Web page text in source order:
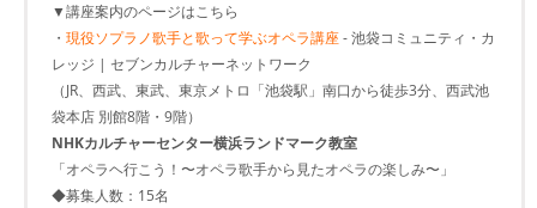
▼講座案内のページはこちら
・ 現役ソプラノ歌手と歌って学ぶオペラ講座- 池袋コミュニティ・カ
レッジ | セブンカルチャーネットワーク
（JR、西武、東武、東京メトロ「池袋駅」南口から徒歩3分、西武池
袋本店 別館8階・9階）
NHKカルチャーセンター横浜ランドマーク教室
「オペラヘ行こう！〜オペラ歌手から見たオペラの楽しみ〜」
◆募集人数：15名